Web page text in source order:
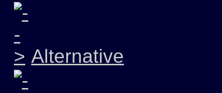
Alternative